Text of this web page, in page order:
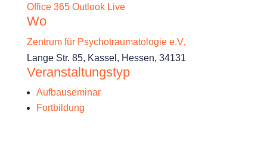
Office 365 Outlook Live
Wo
Zentrum für Psychotraumatologie e.V.
Lange Str. 85, Kassel, Hessen, 34131
Veranstaltungstyp
Aufbauseminar
Fortbildung